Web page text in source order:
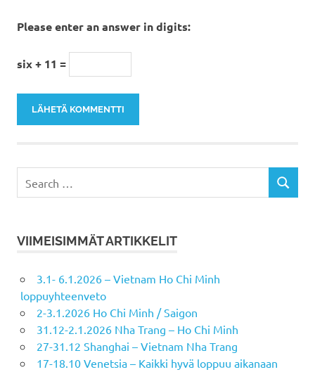
Please enter an answer in digits:
six + 11 =
VIIMEISIMMÄT ARTIKKELIT
3.1- 6.1.2026 – Vietnam Ho Chi Minh
loppuyhteenveto
2-3.1.2026 Ho Chi Minh / Saigon
31.12-2.1.2026 Nha Trang – Ho Chi Minh
27-31.12 Shanghai – Vietnam Nha Trang
17-18.10 Venetsia – Kaikki hyvä loppuu aikanaan